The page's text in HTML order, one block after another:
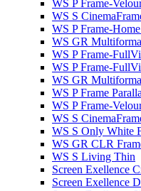
WS P Frame-
WS S
WS P Frame-
WS GR
WS P Frame-
WS P Frame-
WS GR
WS P Frame
WS P Frame-
WS S
WS S Only White
WS GR CLR
WS S Living Thin
Screen Exellence
Screen Exellence